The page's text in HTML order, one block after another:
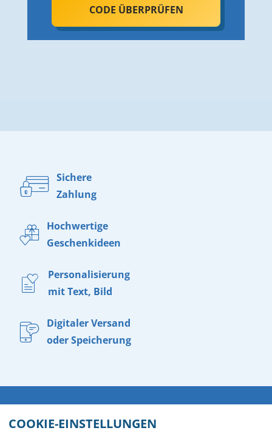
CODE ÜBERPRÜFEN
Sichere
Zahlung
Hochwertige
Geschenkideen
Personalisierung
mit Text, Bild
Digitaler Versand
oder Speicherung
WIDERRUF VERSAND DATENSCHUTZ
COOKIE-EINSTELLUNGEN